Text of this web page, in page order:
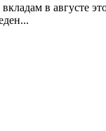
в августе